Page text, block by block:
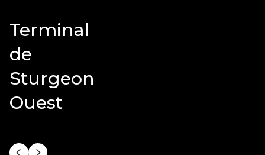
Terminal
de
Sturgeon
Ouest